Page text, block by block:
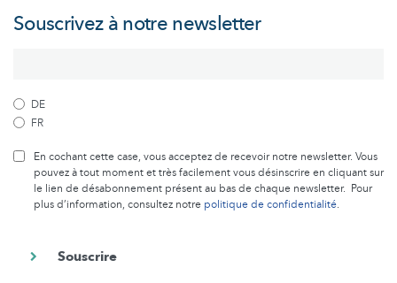
Souscrivez à notre newsletter
DE
FR
En cochant cette case, vous acceptez de recevoir notre newsletter. Vous
pouvez à tout moment et très facilement vous désinscrire en cliquant sur
le lien de désabonnement présent au bas de chaque newsletter. Pour
plus d’information, consultez notre politique de confidentialité.